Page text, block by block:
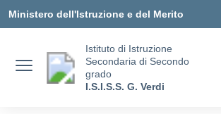
Ministero dell'Istruzione e del Merito
Istituto di Istruzione
Secondaria di Secondo
grado
I.S.I.S.S. G. Verdi